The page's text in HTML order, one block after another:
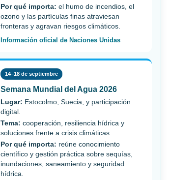
Por qué importa: el humo de incendios, el
ozono y las partículas finas atraviesan
fronteras y agravan riesgos climáticos.
Información oficial de Naciones Unidas
14–18 de septiembre
Semana Mundial del Agua 2026
Lugar: Estocolmo, Suecia, y participación
digital.
Tema: cooperación, resiliencia hídrica y
soluciones frente a crisis climáticas.
Por qué importa: reúne conocimiento
científico y gestión práctica sobre sequías,
inundaciones, saneamiento y seguridad
hídrica.